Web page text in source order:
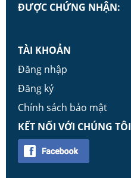
ĐƯỢC CHỨNG NHẬN:
TÀI KHOẢN
Đăng nhập
Đăng ký
Chính sách bảo mật
KẾT NỐI VỚI CHÚNG TÔI